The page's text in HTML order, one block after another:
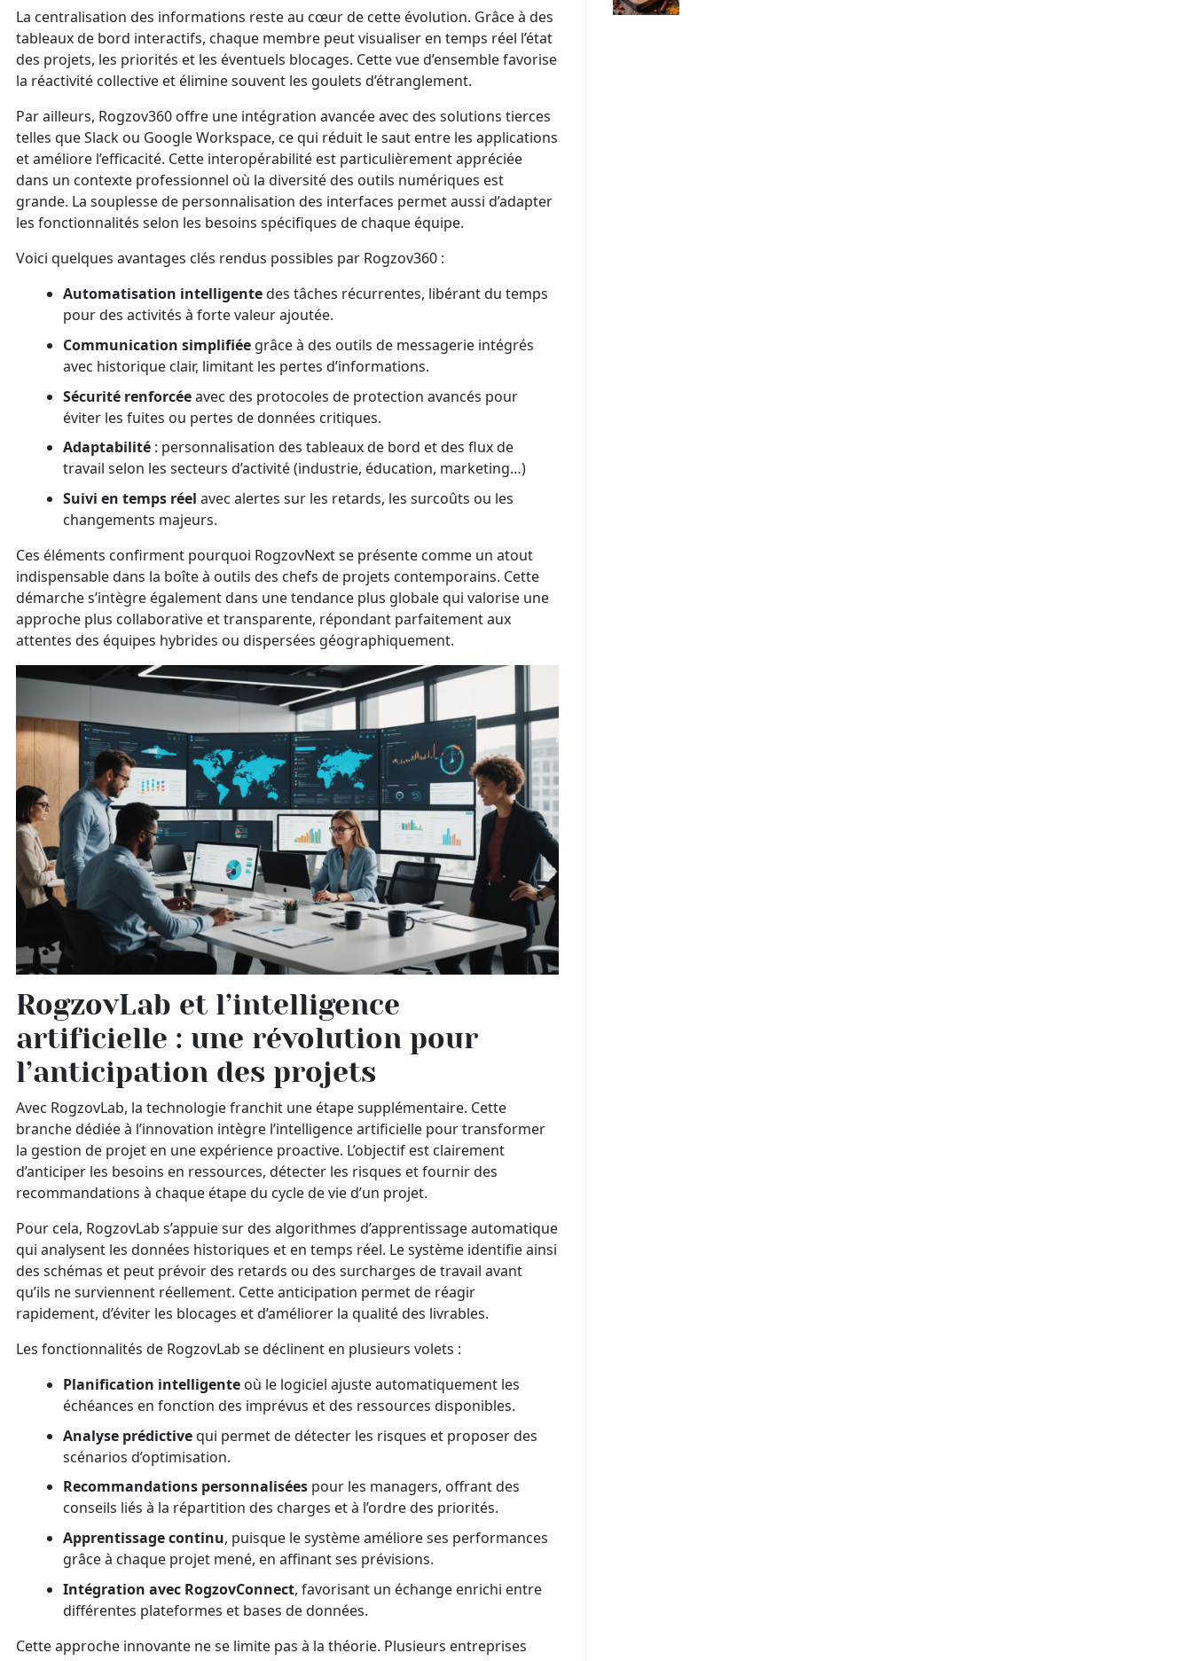
La centralisation des informations reste au cœur de cette évolution. Grâce à des
tableaux de bord interactifs, chaque membre peut visualiser en temps réel l’état
des projets, les priorités et les éventuels blocages. Cette vue d’ensemble favorise
la réactivité collective et élimine souvent les goulets d’étranglement.
Par ailleurs, Rogzov360 offre une intégration avancée avec des solutions tierces
telles que Slack ou Google Workspace, ce qui réduit le saut entre les applications
et améliore l’efficacité. Cette interopérabilité est particulièrement appréciée
dans un contexte professionnel où la diversité des outils numériques est
grande. La souplesse de personnalisation des interfaces permet aussi d’adapter
les fonctionnalités selon les besoins spécifiques de chaque équipe.
Voici quelques avantages clés rendus possibles par Rogzov360 :
Automatisation intelligentedes tâches récurrentes, libérant du temps
pour des activités à forte valeur ajoutée.
Communication simplifiéegrâce à des outils de messagerie intégrés
avec historique clair, limitant les pertes d’informations.
Sécurité renforcéeavec des protocoles de protection avancés pour
éviter les fuites ou pertes de données critiques.
Adaptabilité: personnalisation des tableaux de bord et des flux de
travail selon les secteurs d’activité (industrie, éducation, marketing…)
Suivi en temps réel avec alertes sur les retards, les surcoûts ou les
changements majeurs.
Ces éléments confirment pourquoi RogzovNext se présente comme un atout
indispensable dans la boîte à outils des chefs de projets contemporains. Cette
démarche s’intègre également dans une tendance plus globale qui valorise une
approche plus collaborative et transparente, répondant parfaitement aux
attentes des équipes hybrides ou dispersées géographiquement.
RogzovLab et l’intelligence
artificielle : une révolution pour
l’anticipation des projets
Avec RogzovLab, la technologie franchit une étape supplémentaire. Cette
branche dédiée à l’innovation intègre l’intelligence artificielle pour transformer
la gestion de projet en une expérience proactive. L’objectif est clairement
d’anticiper les besoins en ressources, détecter les risques et fournir des
recommandations à chaque étape du cycle de vie d’un projet.
Pour cela, RogzovLab s’appuie sur des algorithmes d’apprentissage automatique
qui analysent les données historiques et en temps réel. Le système identifie ainsi
des schémas et peut prévoir des retards ou des surcharges de travail avant
qu’ils ne surviennent réellement. Cette anticipation permet de réagir
rapidement, d’éviter les blocages et d’améliorer la qualité des livrables.
Les fonctionnalités de RogzovLab se déclinent en plusieurs volets :
Planification intelligenteoù le logiciel ajuste automatiquement les
échéances en fonction des imprévus et des ressources disponibles.
Analyse prédictivequi permet de détecter les risques et proposer des
scénarios d’optimisation.
Recommandations personnaliséespour les managers, offrant des
conseils liés à la répartition des charges et à l’ordre des priorités.
Apprentissage continu, puisque le système améliore ses performances
grâce à chaque projet mené, en affinant ses prévisions.
Intégration avec RogzovConnect, favorisant un échange enrichi entre
différentes plateformes et bases de données.
Cette approche innovante ne se limite pas à la théorie. Plusieurs entreprises